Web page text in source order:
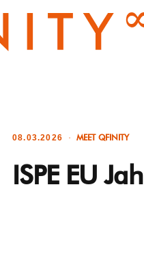
08.03.2026 MEET QFINITY
ISPE EU